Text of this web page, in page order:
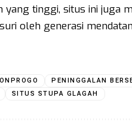
yang tinggi, situs ini juga
oleh generasi
PENINGGALAN
SITUS STUPA GLAGAH